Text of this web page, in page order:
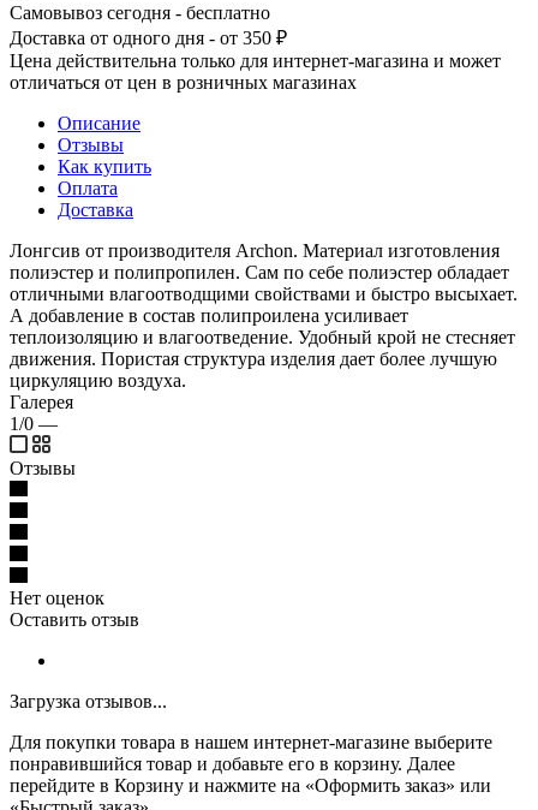
Самовывоз сегодня - бесплатно
Доставка от одного дня - от 350 ₽
Цена действительна только для интернет-магазина и может
отличаться от цен в розничных магазинах
Описание
Отзывы
Как купить
Оплата
Доставка
Лонгсив от производителя Archon. Материал изготовления
полиэстер и полипропилен. Сам по себе полиэстер обладает
отличными влагоотводщими свойствами и быстро высыхает.
А добавление в состав полипроилена усиливает
теплоизоляцию и влагоотведение. Удобный крой не стесняет
движения. Пористая структура изделия дает более лучшую
циркуляцию воздуха.
Галерея
1/0 —
Отзывы
Нет оценок
Оставить отзыв
Загрузка отзывов...
Для покупки товара в нашем интернет-магазине выберите
понравившийся товар и добавьте его в корзину. Далее
перейдите в Корзину и нажмите на «Оформить заказ» или